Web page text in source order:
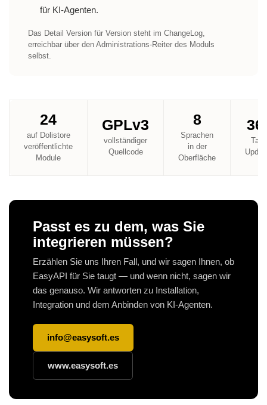
für KI-Agenten.
Das Detail Version für Version steht im ChangeLog,
erreichbar über den Administrations-Reiter des Moduls
selbst.
24
auf Dolistore
veröffentlichte
Module
GPLv3
vollständiger
Quellcode
8
Sprachen
in der
Oberfläche
Tage
Passt es zu dem, was Sie
integrieren müssen?
Erzählen Sie uns Ihren Fall, und wir sagen Ihnen, ob
EasyAPI für Sie taugt — und wenn nicht, sagen wir
das genauso. Wir antworten zu Installation,
Integration und dem Anbinden von KI-Agenten.
info@easysoft.es
www.easysoft.es